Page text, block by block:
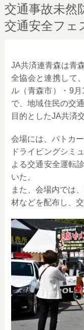
交通事故未然
交通安全フェ
JA共済連青森は青
全協会と連携して
ル（青森市）・9
で、地域住民の交
目的としたJA共済
会場には、パトカ
ドライビングシミ
よる交通安全運転
いた。
また、会場内では
材などを配布し、